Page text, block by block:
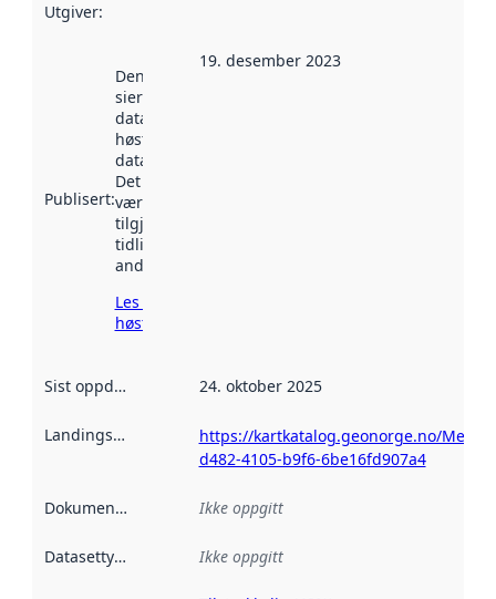
Utgiver:
Publisert:
Denne datoen
sier når
datasettet ble
høstet av
data.norge.no.
Det kan ha
vært
tilgjengelig
tidligere
andre steder.
Les mer om
høsting her
19. desember 2023
Sist oppdatert 24. oktober 2025
Landingsside
https://kartkatalog.geonorge.no/
d482-4105-b9f6-6be16fd907a4
Dokumentasjon Ikke oppgitt
Datasettype Ikke oppgitt